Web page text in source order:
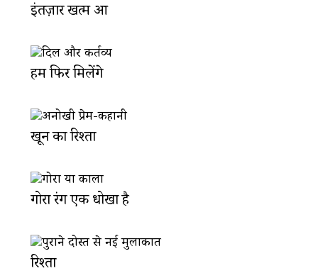
इंतज़ार खत्म हुआ
हम फिर मिलेंगे
खून का रिश्ता
गोरा रंग एक धोखा है
रिश्ता